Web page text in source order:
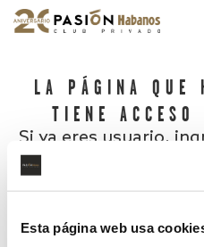
Esta página web usa
LA PÁGINA QUE
TIENE
Si ya eres usuario,